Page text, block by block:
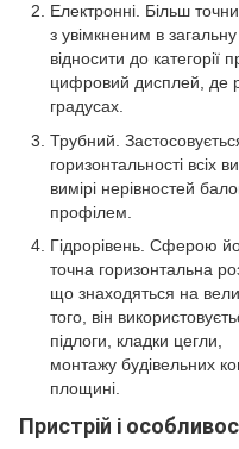
Електронні. Більш
з увімкненим в
відносити до категорії
цифровий дисплей, де
градусах.
Трубний.
горизонтальності всіх
вимірі нерівностей
профілем.
Гідрорівень. Сферою
точна горизонтальна
що знаходяться на
того, він
підлоги, кладки цегли,
монтажу будівельних
площині.
Пристрій і